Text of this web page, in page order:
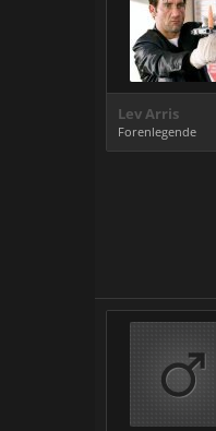
Lev Arris
Forenlegende